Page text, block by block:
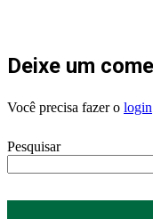
Deixe um
Você precisa fazer o login
Pesquisar